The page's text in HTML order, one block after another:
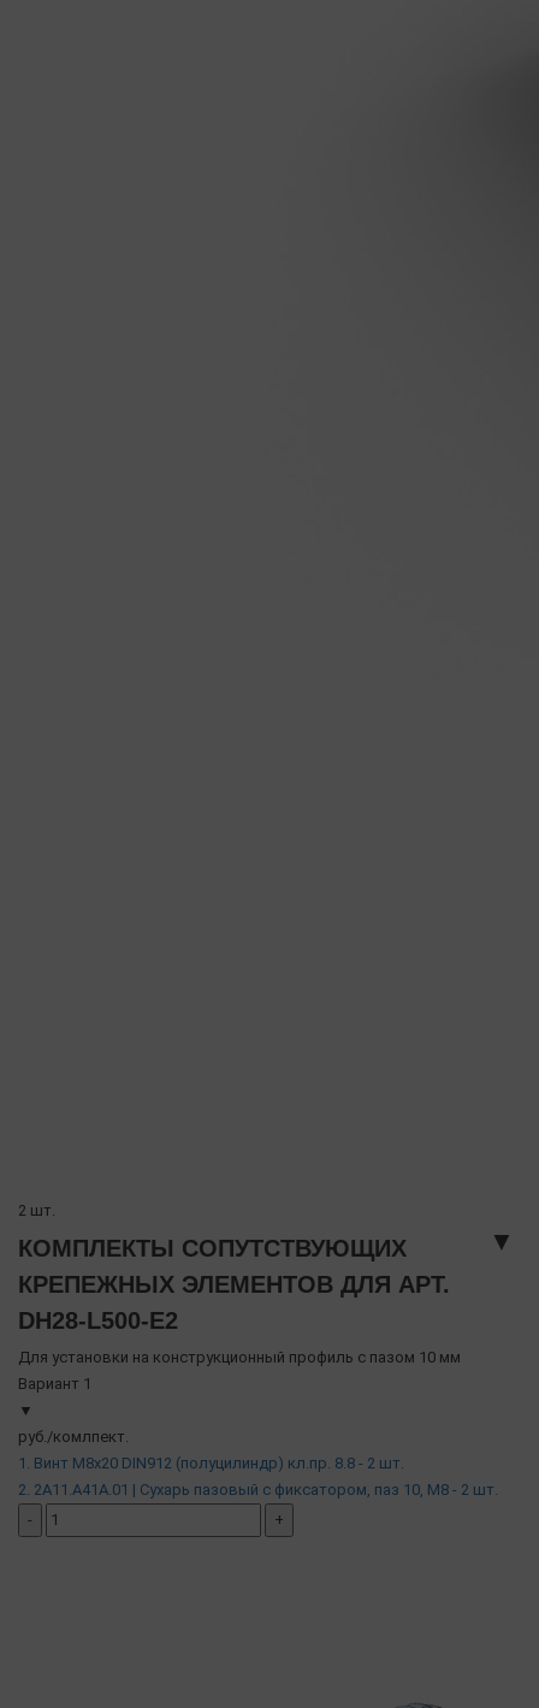
2 шт.
КОМПЛЕКТЫ СОПУТСТВУЮЩИХ
КРЕПЕЖНЫХ ЭЛЕМЕНТОВ ДЛЯ АРТ.
DH28-L500-E2
▼
Для установки на конструкционный профиль с пазом 10 мм
Вариант 1
▼
руб./комлпект.
1. Винт М8х20 DIN912 (полуцилиндр) кл.пр. 8.8 - 2 шт.
2. 2A11.A41A.01 | Сухарь пазовый c фиксатором, паз 10, М8 - 2 шт.
-
+